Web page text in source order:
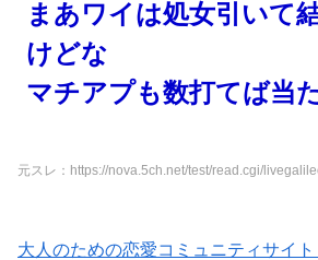
まあワイは処女引いて
けどな
マチアプも数打てば当
元スレ：https://nova.5ch.net/test/read.cgi/
大人のための恋愛コミュニティサイ